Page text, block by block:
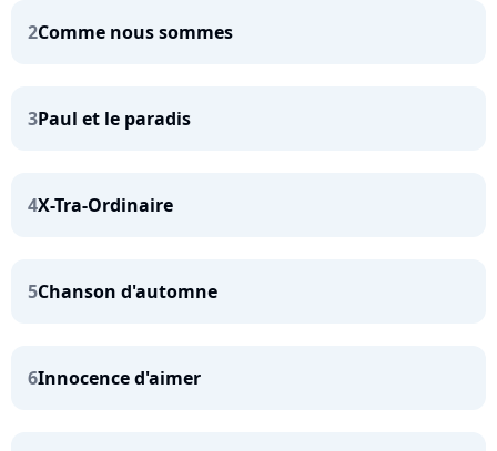
2Comme nous sommes
3Paul et le paradis
4X-Tra-Ordinaire
5Chanson d'automne
6Innocence d'aimer